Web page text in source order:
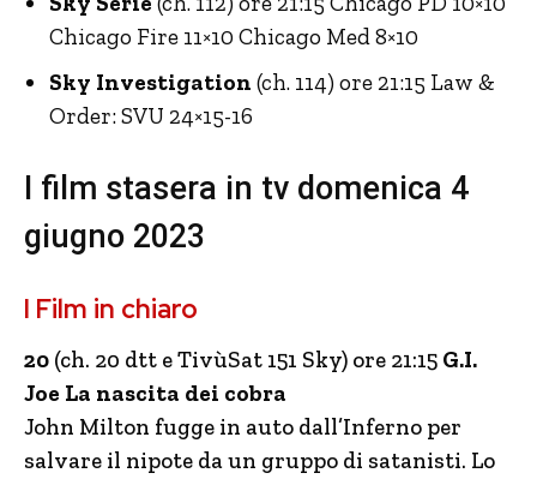
Chicago Fire 11×10 Chicago Med 8×10
Sky Investigation (ch. 114) ore 21:15 Law &
Order: SVU 24×15-16
I film stasera in tv domenica 4
giugno 2023
I Film in chiaro
20 (ch. 20 dtt e TivùSat 151 Sky) ore 21:15 G.I.
Joe La nascita dei cobra
John Milton fugge in auto dall’Inferno per
salvare il nipote da un gruppo di satanisti. Lo